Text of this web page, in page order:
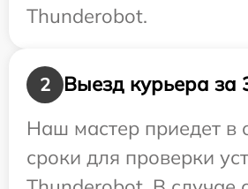
Thunderobot.
2
Выезд курьера за
Наш мастер приедет в
сроки для проверки